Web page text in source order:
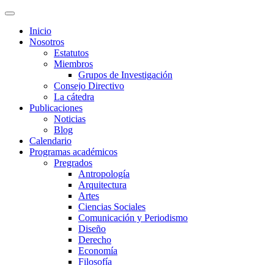
Inicio
Nosotros
Estatutos
Miembros
Grupos de Investigación
Consejo Directivo
La cátedra
Publicaciones
Noticias
Blog
Calendario
Programas académicos
Pregrados
Antropología
Arquitectura
Artes
Ciencias Sociales
Comunicación y Periodismo
Diseño
Derecho
Economía
Filosofía